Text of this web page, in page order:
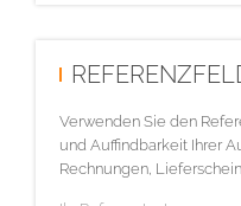
Verwenden Sie den
und Auffindbarkeit Ihrer
Rechnungen,